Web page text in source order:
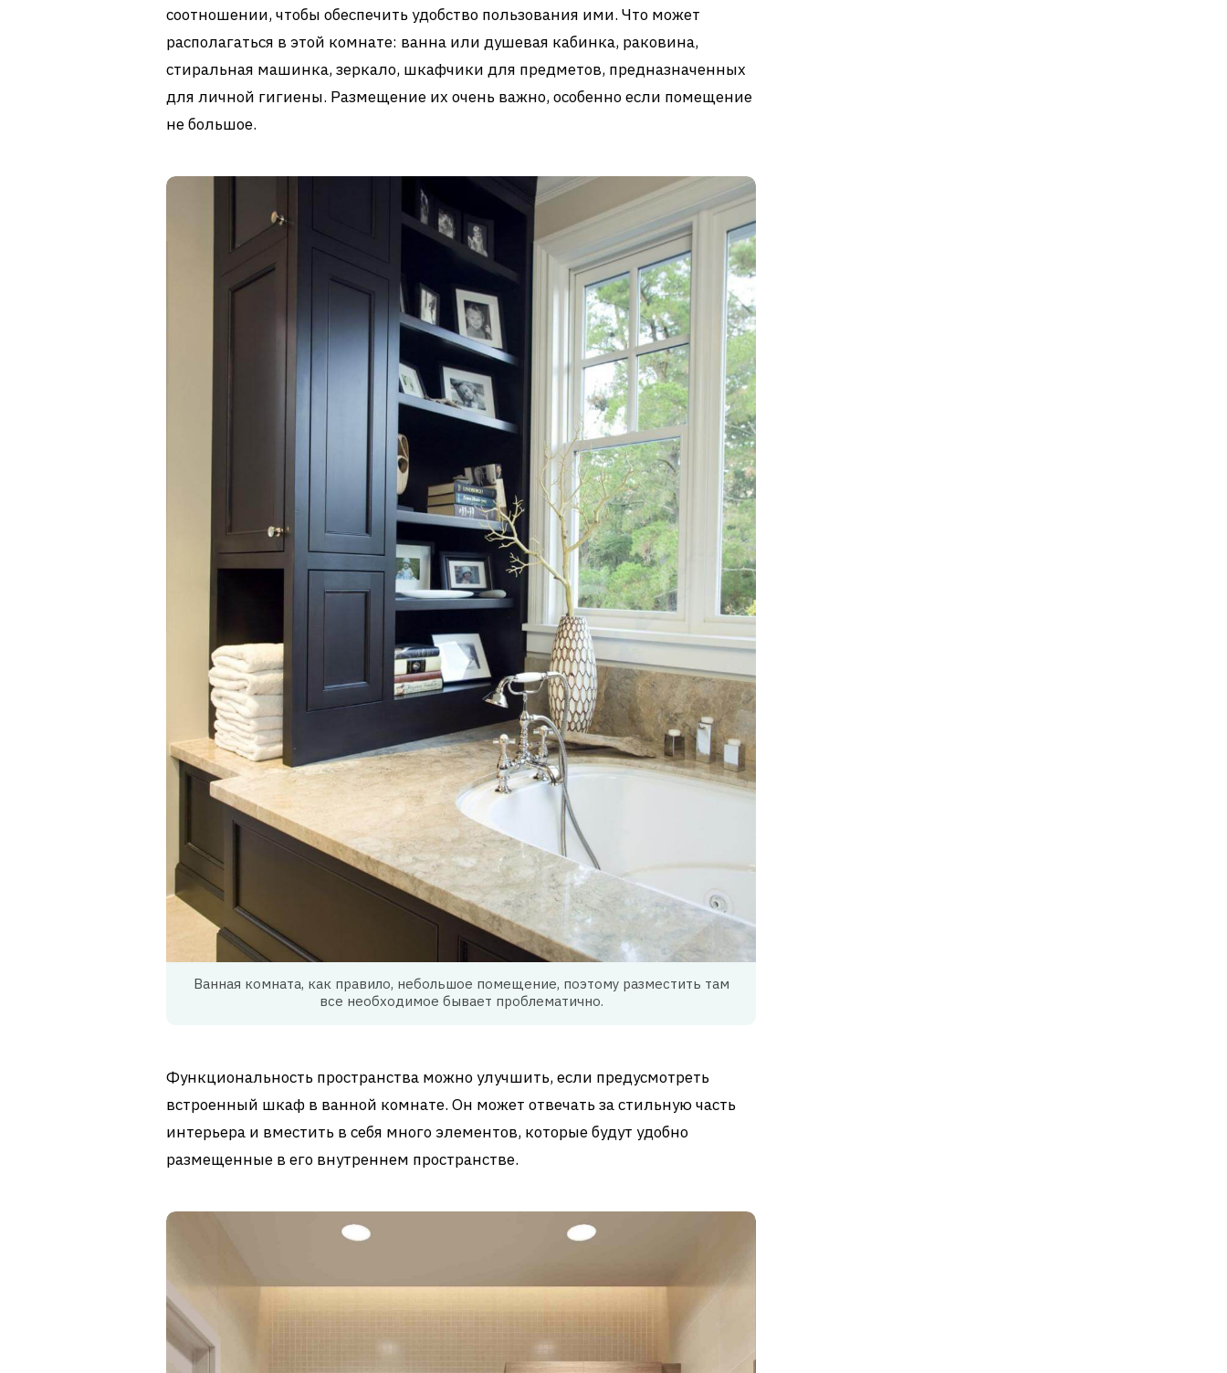
соотношении, чтобы обеспечить удобство пользования ими. Что может
располагаться в этой комнате: ванна или душевая кабинка, раковина,
стиральная машинка, зеркало, шкафчики для предметов, предназначенных
для личной гигиены. Размещение их очень важно, особенно если помещение
не большое.
Ванная комната, как правило, небольшое помещение, поэтому разместить там
все необходимое бывает проблематично.
Функциональность пространства можно улучшить, если предусмотреть
встроенный шкаф в ванной комнате. Он может отвечать за стильную часть
интерьера и вместить в себя много элементов, которые будут удобно
размещенные в его внутреннем пространстве.